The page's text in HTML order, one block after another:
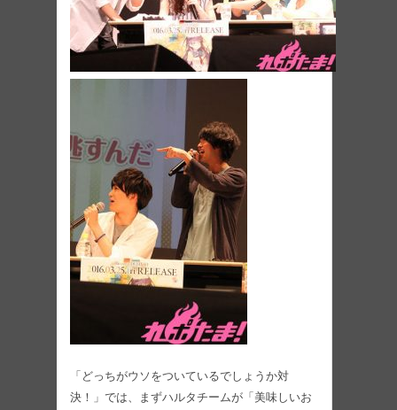
「どっちがウソをついているでしょうか対
決！」では、まずハルタチームが「美味しいお